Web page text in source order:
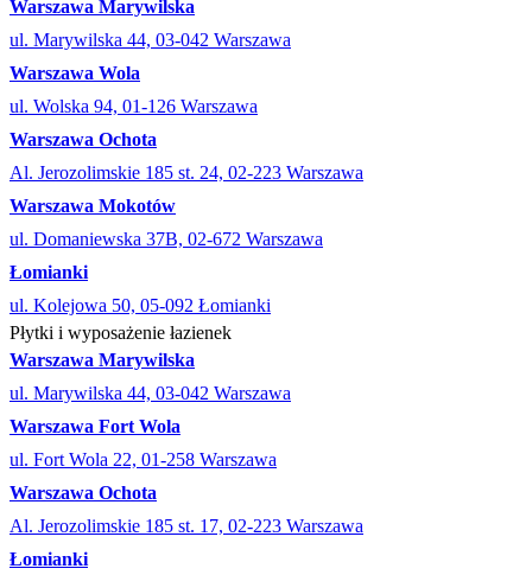
Warszawa Marywilska
ul. Marywilska 44, 03-042 Warszawa
Warszawa Wola
ul. Wolska 94, 01-126 Warszawa
Warszawa Ochota
Al. Jerozolimskie 185 st. 24, 02-223 Warszawa
Warszawa Mokotów
ul. Domaniewska 37B, 02-672 Warszawa
Łomianki
ul. Kolejowa 50, 05-092 Łomianki
Płytki i wyposażenie łazienek
Warszawa Marywilska
ul. Marywilska 44, 03-042 Warszawa
Warszawa Fort Wola
ul. Fort Wola 22, 01-258 Warszawa
Warszawa Ochota
Al. Jerozolimskie 185 st. 17, 02-223 Warszawa
Łomianki